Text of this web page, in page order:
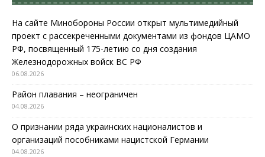
На сайте Минобороны России открыт мультимедийный
проект с рассекреченными документами из фондов ЦАМО
РФ, посвященный 175-летию со дня создания
Железнодорожных войск ВС РФ
06.08.2026
Район плавания – неограничен
04.08.2026
О признании ряда украинских националистов и
организаций пособниками нацистской Германии
04.08.2026